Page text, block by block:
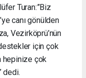
Turan:”Biz
canı gönülden
Vezirköprü’nün
için çok
hepinize çok
dedi.